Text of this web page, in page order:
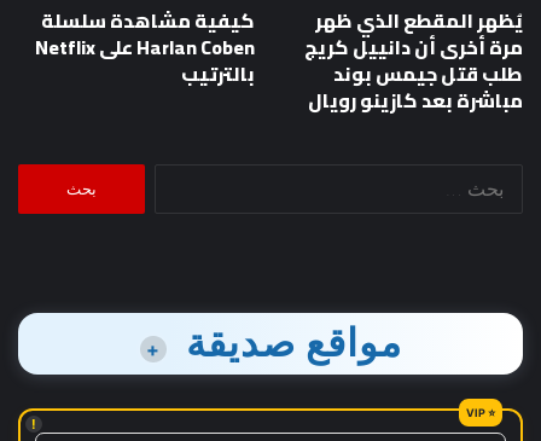
يُظهر المقطع الذي ظهر
مرة أخرى أن دانييل كريج
طلب قتل جيمس بوند
مباشرة بعد كازينو رويال
كيفية مشاهدة سلسلة
Harlan Coben على Netflix
بالترتيب
البحث
مواقع صديقة +
!